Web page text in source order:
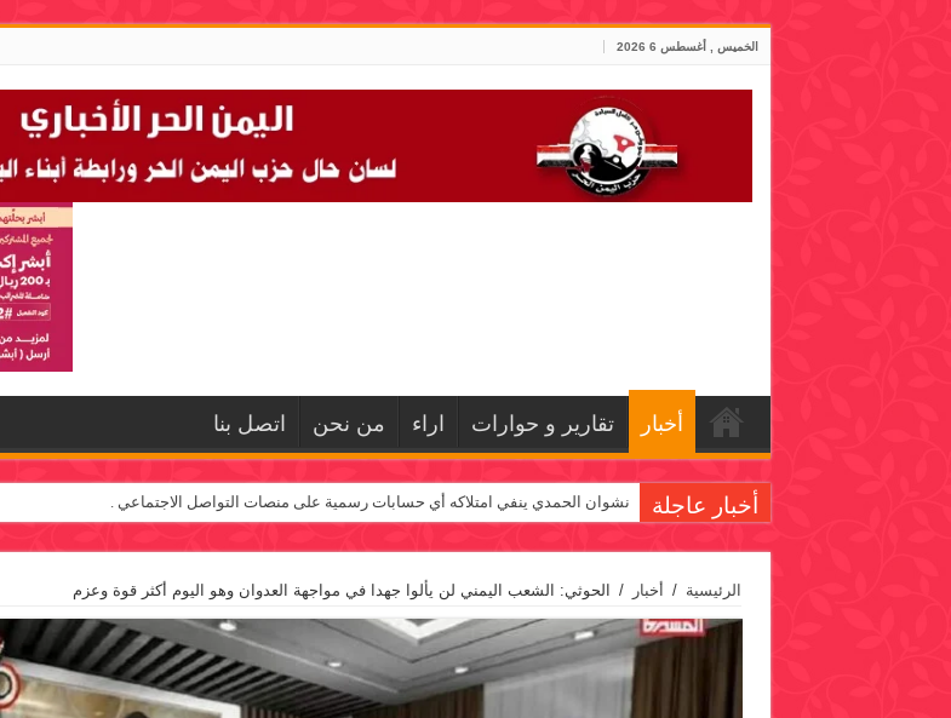
الخميس , أغسطس 6 2026
أخبار تقارير و حوارات اراء من نحن اتصل بنا
أخبار عاجلة نشوان الحمدي ينفي امتلاكه أي حسابات رسمية على منصات التواصل الاجتماعي .
الرئيسية / أخبار / الحوثي: الشعب اليمني لن يألوا جهدا في مواجهة العدوان وهو اليوم أكثر قوة وعزم